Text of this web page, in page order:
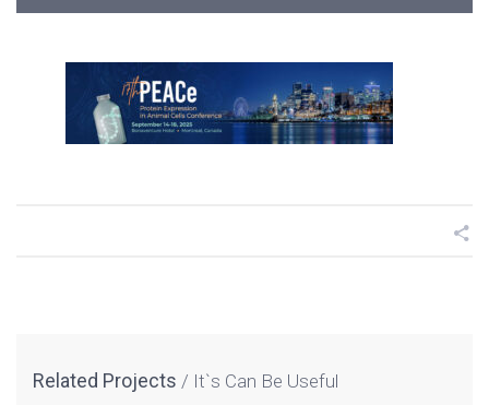
Related Projects It`s Can Be Useful